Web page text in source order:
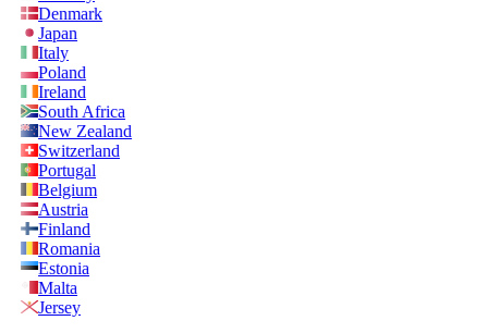
Denmark
Japan
Italy
Poland
Ireland
South Africa
New Zealand
Switzerland
Portugal
Belgium
Austria
Finland
Romania
Estonia
Malta
Jersey